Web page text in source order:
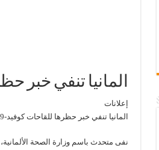
المانيا تنفي خبر
إعلانات
المانيا تنفي خبر حظرها للقاحات كوفيد-19
نفى متحدث باسم وزارة الصحة